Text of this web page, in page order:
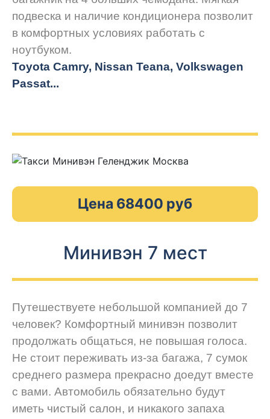
подвеска и наличие кондиционера позволит
в комфортных условиях работать с
ноутбуком.
Toyota Camry, Nissan Teana, Volkswagen
Passat...
Цена 68400 руб
Минивэн 7 мест
Путешествуете небольшой компанией до 7
человек? Комфортный минивэн позволит
продолжать общаться, не повышая голоса.
Не стоит переживать из-за багажа, 7 сумок
среднего размера прекрасно доедут вместе
с вами. Автомобиль обязательно будут
иметь чистый салон, и никакого запаха